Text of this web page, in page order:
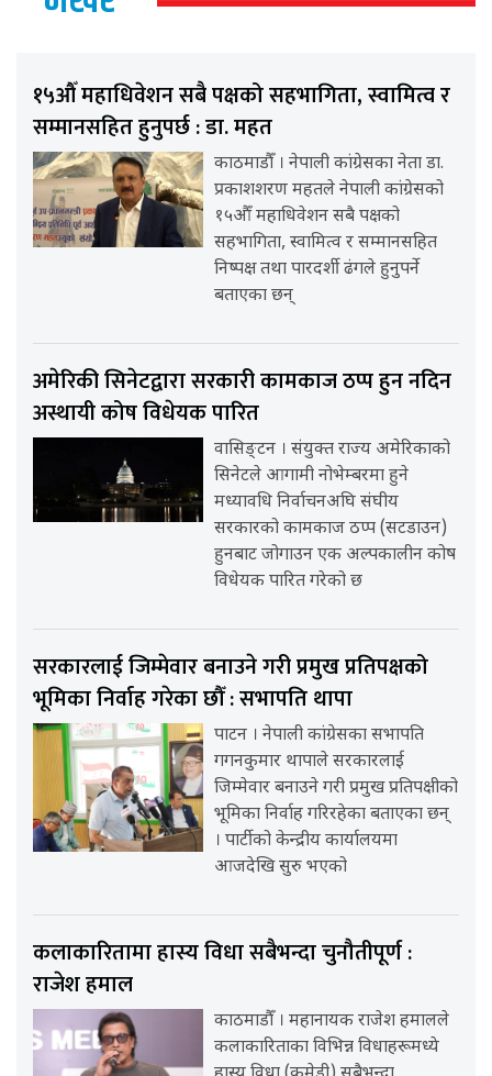
१५औँ महाधिवेशन सबै पक्षको सहभागिता, स्वामित्व र
सम्मानसहित हुनुपर्छ : डा. महत
काठमाडौँ । नेपाली कांग्रेसका नेता डा.
प्रकाशशरण महतले नेपाली कांग्रेसको
१५औँ महाधिवेशन सबै पक्षको
सहभागिता, स्वामित्व र सम्मानसहित
निष्पक्ष तथा पारदर्शी ढंगले हुनुपर्ने
बताएका छन्
अमेरिकी सिनेटद्वारा सरकारी कामकाज ठप्प हुन नदिन
अस्थायी कोष विधेयक पारित
वासिङ्टन । संयुक्त राज्य अमेरिकाको
सिनेटले आगामी नोभेम्बरमा हुने
मध्यावधि निर्वाचनअघि संघीय
सरकारको कामकाज ठप्प (सटडाउन)
हुनबाट जोगाउन एक अल्पकालीन कोष
विधेयक पारित गरेको छ
सरकारलाई जिम्मेवार बनाउने गरी प्रमुख प्रतिपक्षको
भूमिका निर्वाह गरेका छौँ : सभापति थापा
पाटन । नेपाली कांग्रेसका सभापति
गगनकुमार थापाले सरकारलाई
जिम्मेवार बनाउने गरी प्रमुख प्रतिपक्षीको
भूमिका निर्वाह गरिरहेका बताएका छन्
। पार्टीको केन्द्रीय कार्यालयमा
आजदेखि सुरु भएको
कलाकारितामा हास्य विधा सबैभन्दा चुनौतीपूर्ण :
राजेश हमाल
काठमाडौँ । महानायक राजेश हमालले
कलाकारिताका विभिन्न विधाहरूमध्ये